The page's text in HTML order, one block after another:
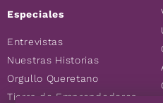
Especiales
Entrevistas
Nuestras Historias
Orgullo Queretano
Tierra de Emprendedores